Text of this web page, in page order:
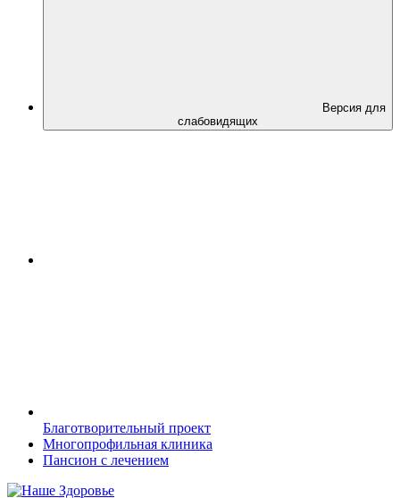
Версия для
слабовидящих
Благотворительный проект
Многопрофильная клиника
Пансион с лечением